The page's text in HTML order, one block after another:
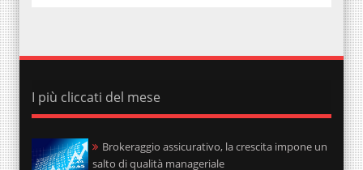
I più cliccati del mese
Brokeraggio assicurativo, la crescita impone un
salto di qualità manageriale